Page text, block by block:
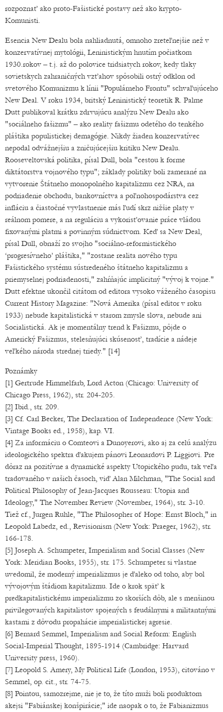
rozpoznať ako proto-Fašistické postavy než ako krypto-
Komunisti.
Esencia New Dealu bola nahliadnutá, omnoho zreteľnejšie než v
konzervatívnej mytológii, Leninistickým hnutím počiatkom
1930.rokov – t.j. až do polovice tridsiatych rokov, kedy tlaky
sovietskych zahraničných vzťahov spôsobili ostrý odklon od
svetového Komunizmu k línii "Populárneho Frontu" schvaľujúceho
New Deal. V roku 1934, britský Leninistický teoretik R. Palme
Dutt publikoval krátku zdrvujúcu analýzu New Dealu ako
"sociálneho fašizmu" – ako reality fašizmu odetého do tenkého
pláštika populistickej demagógie. Nikdy žiaden konzervatívec
nepodal odvážnejšiu a zničujúcejšiu kritiku New Dealu.
Rooseveltovská politika, písal Dull, bola "cestou k forme
diktátorstva vojnového typu"; základy politiky boli zamerané na
vytvorenie Štátneho monopolného kapitalizmu cez NRA, na
podriadenie obchodu, bankovníctva a poľnohospodárstva cez
infláciu a čiastočné vyvlastnenie más ľudí skrz nižšie platy v
reálnom pomere, a na reguláciu a vykorisťovanie práce vládou
fixovanými platmi a povinným súdnictvom. Keď sa New Deal,
písal Dull, obnaží zo svojho "sociálno-reformistického
‘progresívneho’ pláštika," "zostane realita nového typu
Fašistického systému sústredeného štátneho kapitalizmu a
priemyselnej podriadenosti," zahŕňajúc implicitný "vývoj k vojne."
Dutt efektne ukončil citátom od editora vysoko váženého časopisu
Current History Magazine: "Nová Amerika (písal editor v roku
1933) nebude kapitalistická v starom zmysle slova, nebude ani
Socialistická. Ak je momentálny trend k Fašizmu, pôjde o
Americký Fašizmus, stelesňujúci skúsenosť, tradície a nádeje
veľkého národa strednej triedy." [14]
Poznámky
[1] Gertrude Himmelfarb, Lord Acton (Chicago: University of
Chicago Press, 1962), str. 204-205.
[2] Ibid., str. 209.
[3] Cf. Carl Becker, The Declaration of Independence (New York:
Vintage Books ed., 1958), kap. VI.
[4] Za informáciu o Comteovi a Dunoyerovi, ako aj za celú analýzu
ideologického spektra ďakujem pánovi Leonardovi P. Liggiovi. Pre
dôraz na pozitívne a dynamické aspekty Utopického pudu, tak veľa
tradovaného v našich časoch, viď Alan Milchman, "The Social and
Political Philosophy of Jean-Jacques Rousseau: Utopia and
Ideology," The November Review (November, 1964), str. 3-10.
Tiež cf., Jurgen Ruhle, "The Philosopher of Hope: Ernst Bloch," in
Leopold Labedz, ed., Revisionism (New York: Praeger, 1962), str.
166-178.
[5] Joseph A. Schumpeter, Imperialism and Social Classes (New
York: Meridian Books, 1955), str. 175. Schumpeter si vlastne
uvedomil, že moderný imperializmus je ďaleko od toho, aby bol
vývojovým štádiom kapitalizmu. Ide o krok späť k
predkapitalistickému imperializmu zo skorších dôb, ale s menšinou
privilegovaných kapitalistov spojených s feudálnymi a militantnými
kastami z dôvodu propahácie imperialistickej agresie.
[6] Bernard Semmel, Imperialism and Social Reform: English
Social-Imperial Thought, 1895-1914 (Cambridge: Harvard
University press, 1960).
[7] Leopold S. Amery, My Political Life (London, 1953), citováno v
Semmel, op. cit., str. 74-75.
[8] Pointou, samozrejme, nie je to, že títo muži boli produktom
akejsi "Fabiánskej konšpirácie;" ide naopak o to, že Fabianizmus